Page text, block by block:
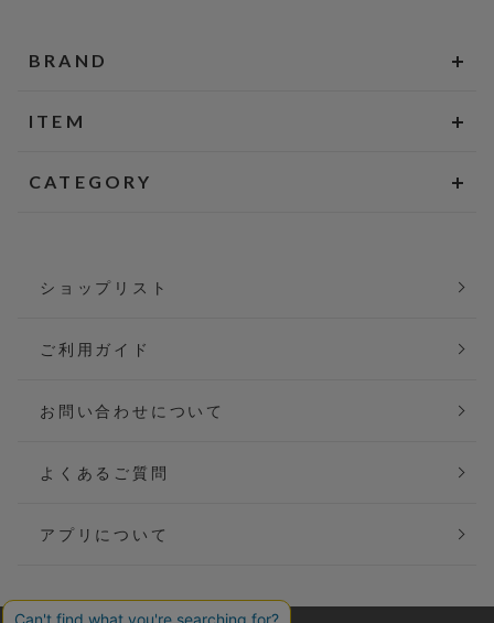
BRAND
ITEM
CATEGORY
ショップリスト
ご利用ガイド
お問い合わせについて
よくあるご質問
アプリについて